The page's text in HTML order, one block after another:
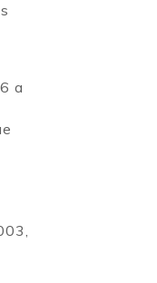
a